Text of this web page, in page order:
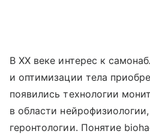
В ХХ веке интерес к
и оптимизации тела
появились технологии
в области
геронтологии. Понятие